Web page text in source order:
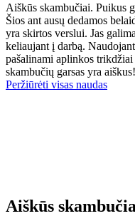
Aiškūs skambučiai. Puikus
Šios ant ausų dedamos
yra skirtos verslui. Jas
keliaujant į darbą.
pašalinami aplinkos
skambučių garsas yra aiškus!
Peržiūrėti visas naudas
Aiškūs